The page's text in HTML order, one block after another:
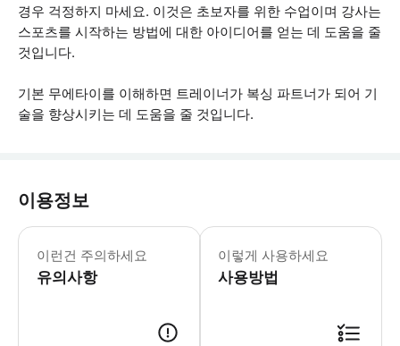
경우 걱정하지 마세요. 이것은 초보자를 위한 수업이며 강사는
스포츠를 시작하는 방법에 대한 아이디어를 얻는 데 도움을 줄
것입니다.
기본 무에타이를 이해하면 트레이너가 복싱 파트너가 되어 기
술을 향상시키는 데 도움을 줄 것입니다.
이용정보
이런건 주의하세요
유의사항
• 많이 움직이고 대부분 연습이 야외
이렇게 사용하세요
사용방법